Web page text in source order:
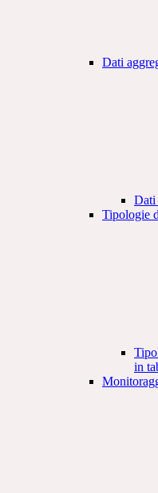
Dati
Dati
Tipologie
in